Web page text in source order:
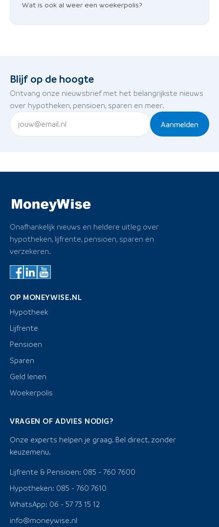
Wat is ook al weer een woekerpolis?
Blijf op de hoogte
Ontvang onze nieuwsbrief met het belangrijkste nieuws
over hypotheken, pensioen, sparen en meer.
Aanmelden
Onafhankelijk nieuws en heldere uitleg over
hypotheken, lijfrente, pensioen, sparen en
verzekeren.
OP MONEYWISE.NL
Hypotheek
Lijfrente
Pensioen
Sparen
Geld lenen
Woekerpolis
VRAGEN OF ADVIES NODIG?
Onze experts helpen je graag. Bel direct, zonder
keuzemenu.
Lijfrente & Pensioen: 085 - 760 7600
Hypotheken: 085 - 760 7610
WhatsApp: 06 - 57 73 15 12
info@moneywise.nl